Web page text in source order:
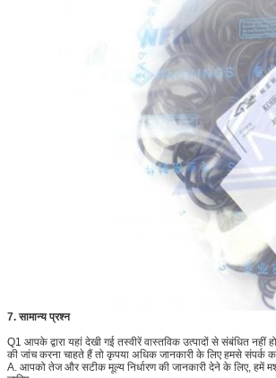
7. सामान्य प्रश्न
Q1 आपके द्वारा यहां देखी गई तस्वीरें वास्तविक उत्पादों से संबंधित नहीं
की जांच करना चाहते हैं तो कृपया अधिक जानकारी के लिए हमसे संपर्क
A. आपको तेज और सटीक मूल्य निर्धारण की जानकारी देने के लिए, हमें